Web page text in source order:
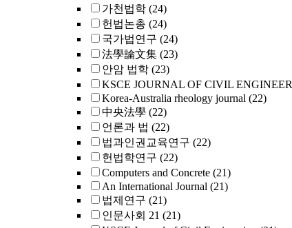
가천법학 (24)
헌법논총 (24)
국가법연구 (24)
法學論文集 (23)
안암 법학 (23)
KSCE JOURNAL OF CIVIL
Korea-Australia rheology journal (22)
中央法學 (22)
언론과 법 (22)
법과인권교육연구 (22)
헌법학연구 (22)
Computers and Concrete (21)
An International Journal (21)
법제연구 (21)
인문사회 21 (21)